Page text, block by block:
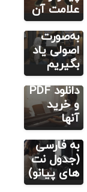
علامت آن
چگونه
پیانو را
به‌صورت
اصولی یاد
بگیریم
آموزش نت
های پیانو
3 بهترین
کتاب نت
پیانو+
لینک
دانلود PDF
و خرید
آنها
آموزش نت
های پیانو
تمام نت
های پیانو
به فارسی
(جدول نت
های پیانو)